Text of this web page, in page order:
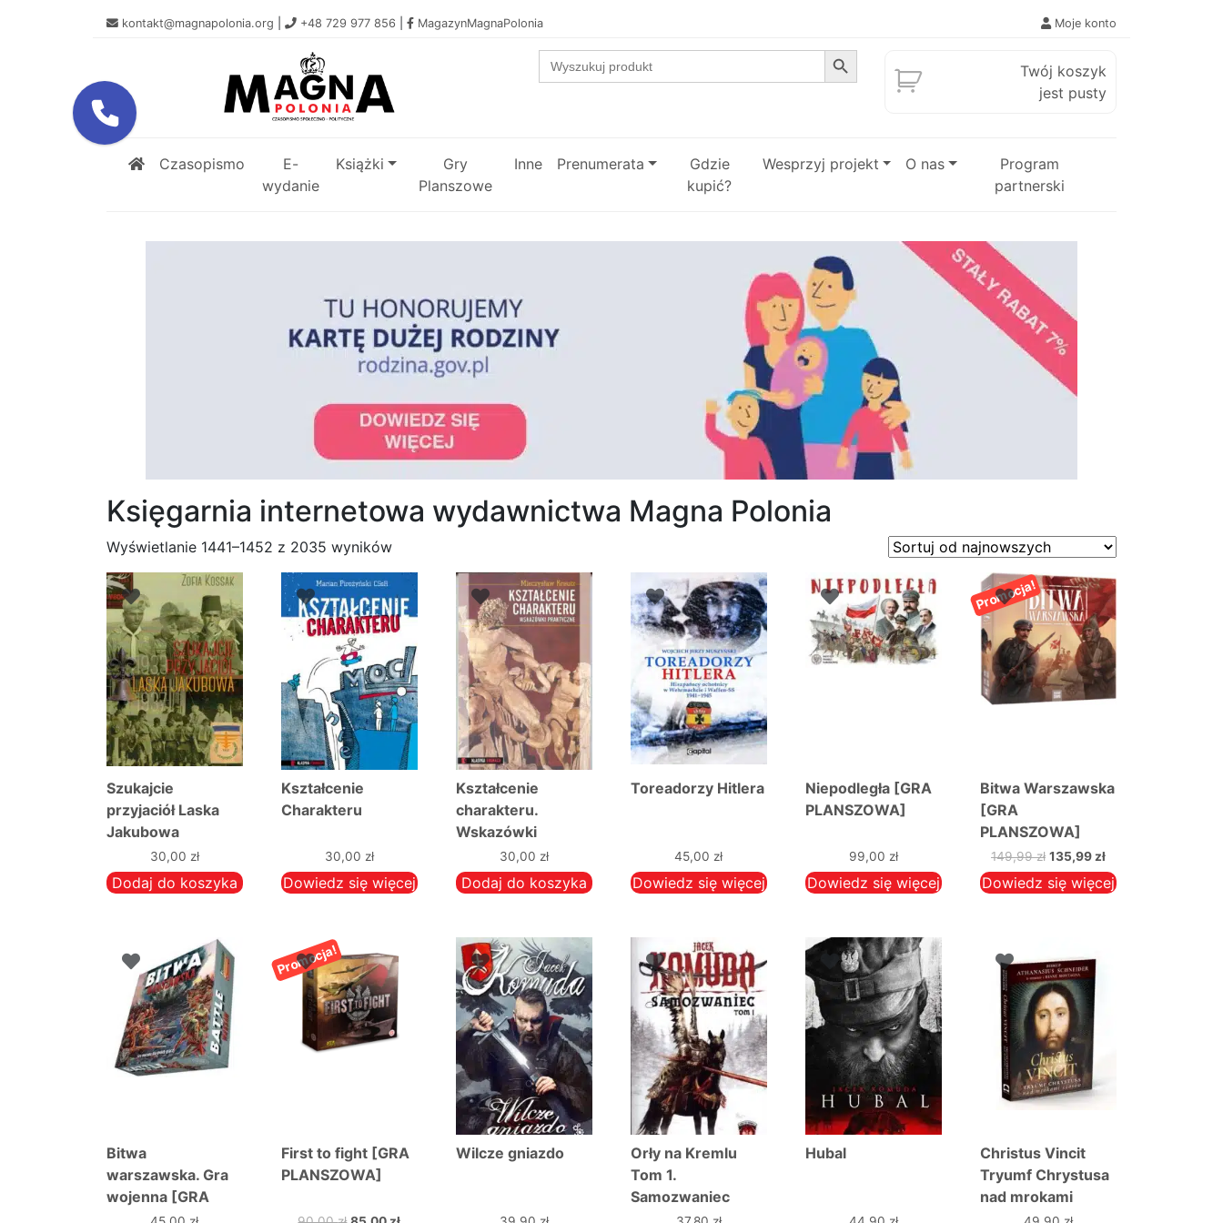
kontakt@magnapolonia.org +48 729 977 856 MagazynMagnaPolonia Moje konto
Search
for:
Search Button
Twój koszyk
jest pusty
Czasopismo
E-
wydanie
Książki
Gry
Planszowe
Inne Prenumerata
Gdzie
kupić?
Wesprzyj projekt O nas
Program
partnerski
Księgarnia internetowa wydawnictwa Magna Polonia
Wyświetlanie 1441–1452 z 2035 wynikówPosortowane
według
najnowszych
Szukajcie
przyjaciół Laska
Jakubowa
30,00 zł
Dodaj do koszyka
Kształcenie
Charakteru
30,00 zł
Dowiedz się więcej
Kształcenie
charakteru.
Wskazówki
praktyczne
30,00 zł
Dodaj do koszyka
Toreadorzy Hitlera
45,00zł
Dowiedz się więcej
Niepodległa [GRA
PLANSZOWA]
99,00 zł
Dowiedz się więcej
Promocja!
Bitwa Warszawska
[GRA
PLANSZOWA]
149,99zł Pierwotna
cena
wynosiła:
135,99złAktualna
cena
wynosi:
Dowiedz się więcej
Bitwa
warszawska. Gra
wojenna [GRA
PLANSZOWA]
Promocja!
First to fight [GRA
PLANSZOWA]
Wilcze gniazdo
Orły na Kremlu
Tom 1.
Samozwaniec
Hubal
Christus Vincit
Tryumf Chrystusa
nad mrokami
czasów